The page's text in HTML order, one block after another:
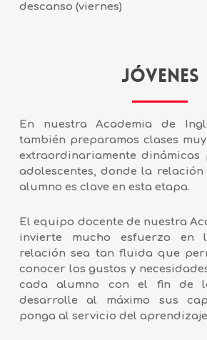
descanso (viernes)
JÓVENES
En nuestra Academia de
también preparamos clases
extraordinariamente dinámicas
adolescentes, donde la
alumno es clave en esta etapa.
El equipo docente de nuestra
invierte mucho esfuerzo en
relación sea tan fluida que
conocer los gustos y
cada alumno con el fin de
desarrolle al máximo sus
ponga al servicio del